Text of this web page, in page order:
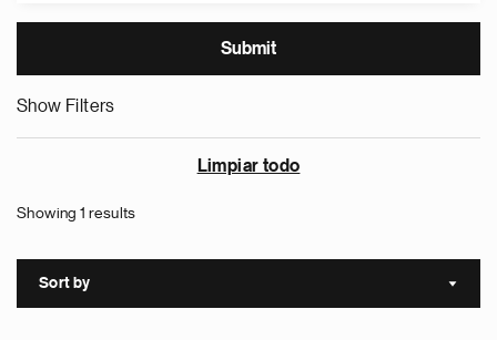
Show Filters
Limpiar todo
Showing 1 results
Sort by Sort